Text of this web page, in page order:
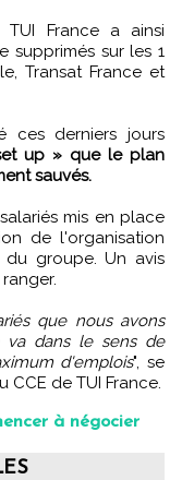
France a ainsi
supprimés sur les 1
Transat France et
ces derniers jours
up » que le plan
sauvés.
mis en place
de l'organisation
groupe. Un avis
que nous avons
va dans le sens de
d'emplois", se
CCE de TUI France.
à négocier